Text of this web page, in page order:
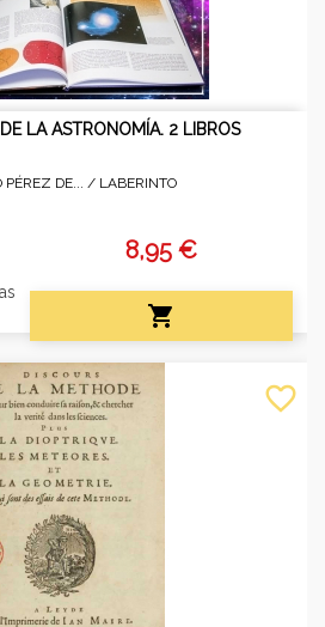
LA ASTRONOMÍA. 2 LIBROS
PÉREZ DE... / LABERINTO
8,95 €

favorite_border